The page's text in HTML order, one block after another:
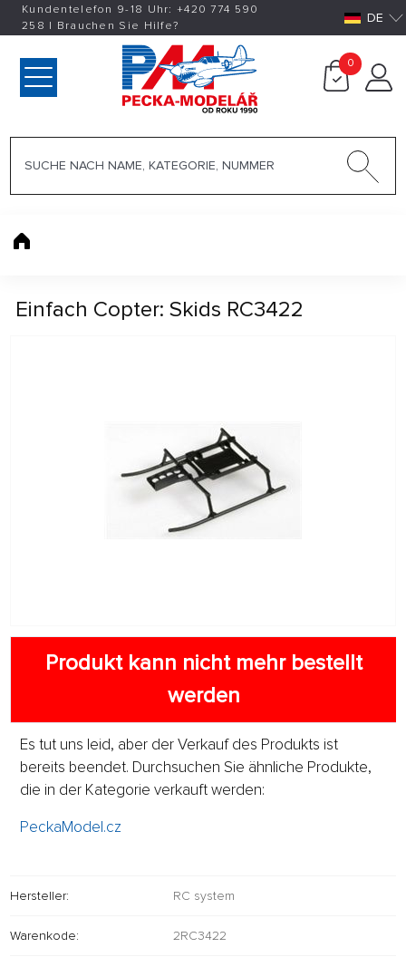
Kundentelefon 9-18 Uhr: +420774 590
258 | Brauchen Sie Hilfe? DE
0
Einfach Copter: Skids RC3422
Produkt kann nicht mehr bestellt
werden
Es tut uns leid, aber der Verkauf des Produkts ist
bereits beendet. Durchsuchen Sie ähnliche Produkte,
die in der Kategorie verkauft werden:
PeckaModel.cz
Hersteller: RC system
Warenkode: 2RC3422